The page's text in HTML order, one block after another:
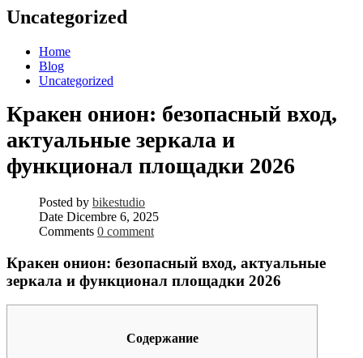
Uncategorized
Home
Blog
Uncategorized
Кракен онион: безопасный вход,
актуальные зеркала и
функционал площадки 2026
Posted by bikestudio
Date Dicembre 6, 2025
Comments 0 comment
Кракен онион: безопасный вход, актуальные
зеркала и функционал площадки 2026
Содержание